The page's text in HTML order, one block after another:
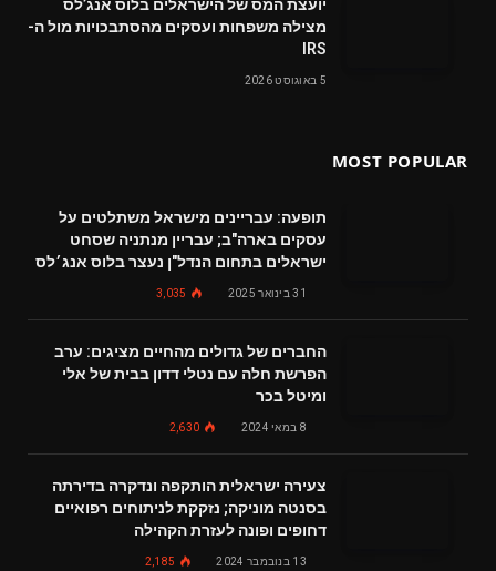
‬מצילה‭ ‬משפחות‭ ‬ועסקים‭ ‬מהסתבכויות‭ ‬מול‭ ‬ה-
IRS
5 באוגוסט 2026
MOST POPULAR
תופעה: עבריינים מישראל משתלטים על
עסקים בארה"ב; עבריין מנתניה שסחט
ישראלים בתחום הנדל"ן נעצר בלוס אנג׳לס
31 בינואר 2025 3,035
החברים של גדולים מהחיים מציגים: ערב
הפרשת חלה עם נטלי דדון בבית של אלי
ומיטל בכר
8 במאי 2024 2,630
צעירה ישראלית הותקפה ונדקרה בדירתה
בסנטה מוניקה; נזקקת לניתוחים רפואיים
דחופים ופונה לעזרת הקהילה
13 בנובמבר 2024 2,185